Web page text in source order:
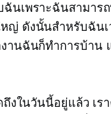
นเพราะฉันสามารถ
ญ่ ดังนั้นสำหรับฉันเ
งานฉันก็ทำการบ้าน
งในวันนี้อยู่แล้ว เร